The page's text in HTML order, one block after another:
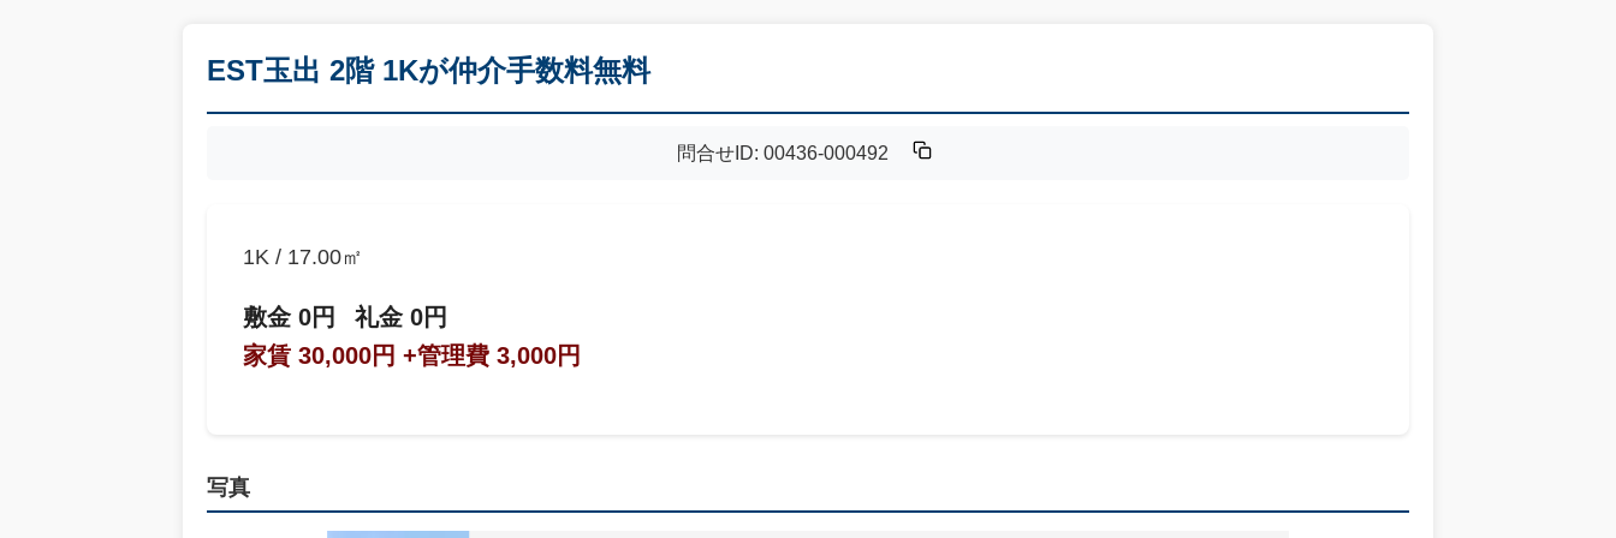
EST玉出 2階 1Kが仲介手数料無料
問合せID: 00436-000492
1K / 17.00㎡
敷金 0円
礼金 0円
家賃 30,000円 +管理費 3,000円
写真